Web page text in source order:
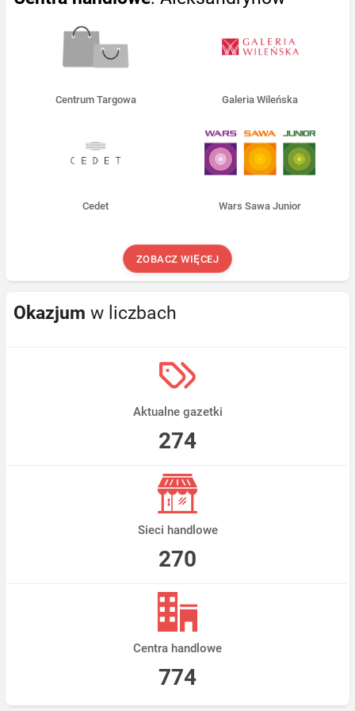
Centrum Targowa Galeria Wileńska
Cedet Wars Sawa Junior
ZOBACZ WIĘCEJ
Okazjum w liczbach
Aktualne gazetki
274
Sieci handlowe
270
Centra handlowe
774